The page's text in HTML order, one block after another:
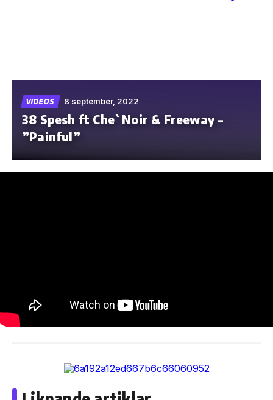
content
VIDEOS 8 september, 2022
38 Spesh ft Che`Noir & Freeway –
”Painful”